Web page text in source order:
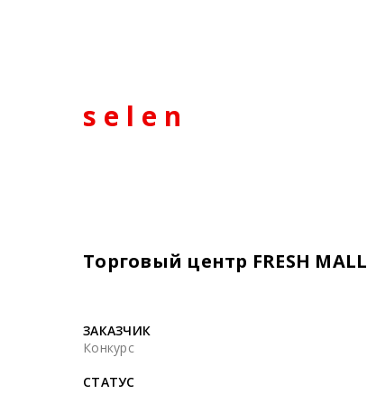
s e l e n
Торговый центр FRESH MALL
ЗАКАЗЧИК
СТАТУС
Конкурс